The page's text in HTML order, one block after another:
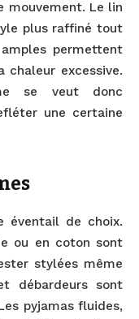
mouvement. Le lin
plus raffiné tout
permettent
chaleur excessive.
se veut donc
une certaine
éventail de choix.
ou en coton sont
stylées même
débardeurs sont
pyjamas fluides,